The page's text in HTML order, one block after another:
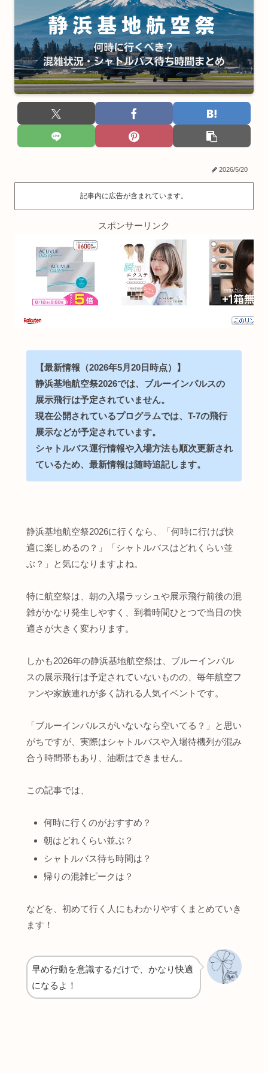
2026/5/20
記事内に広告が含まれています。
スポンサーリンク
【最新情報（2026年5月20日時点）】
静浜基地航空祭2026では、ブルーインパルスの
展示飛行は予定されていません。
現在公開されているプログラムでは、T-7の飛行
展示などが予定されています。
シャトルバス運行情報や入場方法も順次更新され
ているため、最新情報は随時追記します。
静浜基地航空祭2026に行くなら、「何時に行けば快
適に楽しめるの？」「シャトルバスはどれくらい並
ぶ？」と気になりますよね。
特に航空祭は、朝の入場ラッシュや展示飛行前後の混
雑がかなり発生しやすく、到着時間ひとつで当日の快
適さが大きく変わります。
しかも2026年の静浜基地航空祭は、ブルーインパル
スの展示飛行は予定されていないものの、毎年航空フ
ァンや家族連れが多く訪れる人気イベントです。
「ブルーインパルスがいないなら空いてる？」と思い
がちですが、実際はシャトルバスや入場待機列が混み
合う時間帯もあり、油断はできません。
この記事では、
何時に行くのがおすすめ？
朝はどれくらい並ぶ？
シャトルバス待ち時間は？
帰りの混雑ピークは？
などを、初めて行く人にもわかりやすくまとめていき
ます！
早め行動を意識するだけで、かなり快適
になるよ！